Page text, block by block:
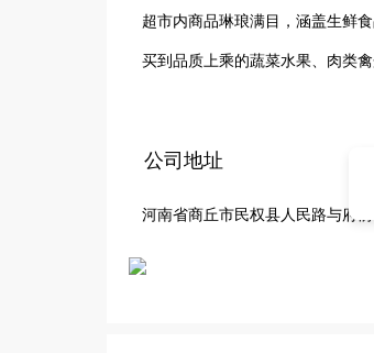
超市内商品琳琅满目，涵盖生鲜
买到品质上乘的蔬菜水果、肉类
在服务方面，我们拥有专业热情
的配套设施，让顾客享受舒适愉
公司地址
河南省商丘市民权县人民路与府前